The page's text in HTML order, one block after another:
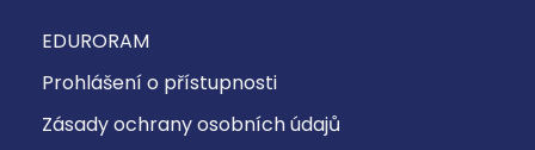
EDURORAM
Prohlášení o přístupnosti
Zásady ochrany osobních údajů